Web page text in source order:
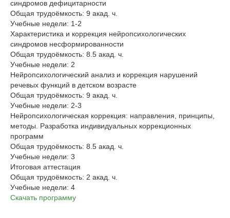
синдромов дефицитарности
Общая трудоёмкость: 9 акад. ч.
Учебные недели: 1-2
Характеристика и коррекция нейропсихологических
синдромов несформированности
Общая трудоёмкость: 8.5 акад. ч.
Учебные недели: 2
Нейропсихологический анализ и коррекция нарушений
речевых функций в детском возрасте
Общая трудоёмкость: 9 акад. ч.
Учебные недели: 2-3
Нейропсихологическая коррекция: направления, принципы,
методы. Разработка индивидуальных коррекционных
программ
Общая трудоёмкость: 8.5 акад. ч.
Учебные недели: 3
Итоговая аттестация
Общая трудоёмкость: 2 акад. ч.
Учебные недели: 4
Скачать программу